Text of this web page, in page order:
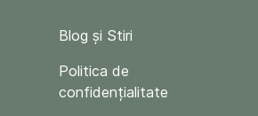
Blog și Stiri
Politica de
confidențialitate